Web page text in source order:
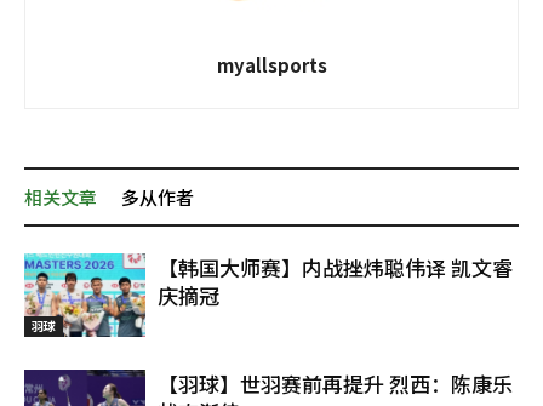
myallsports
相关文章 多从作者
羽球
【韩国大师赛】内战挫炜聪伟译 凯文睿
庆摘冠
【羽球】世羽赛前再提升 烈西：陈康乐